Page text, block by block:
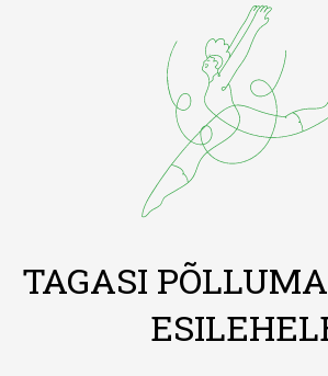
TAGASI